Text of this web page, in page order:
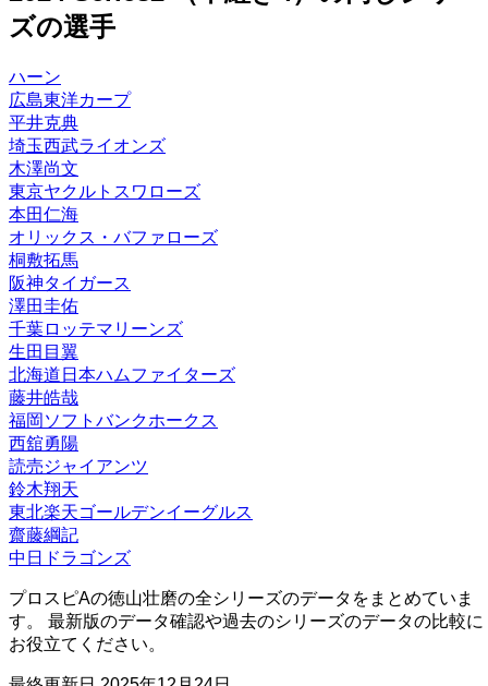
スピリ
ッツ
コスト
4600
先発 中継ぎ
E S
打たれ強さ◎
ズの選手
ハーン
広島東洋カープ
平井克典
埼玉西武ライオンズ
木澤尚文
東京ヤクルトスワローズ
本田仁海
オリックス・バファローズ
桐敷拓馬
阪神タイガース
澤田圭佑
千葉ロッテマリーンズ
生田目翼
北海道日本ハムファイターズ
藤井皓哉
福岡ソフトバンクホークス
西舘勇陽
読売ジャイアンツ
鈴木翔天
東北楽天ゴールデンイーグルス
齋藤綱記
中日ドラゴンズ
プロスピAの徳山壮磨の全シリーズのデータをまとめていま
す。 最新版のデータ確認や過去のシリーズのデータの比較に
お役立てください。